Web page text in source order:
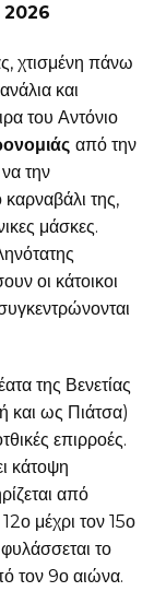
χτισμένη πάνω
και
του Αντόνιο
από την
την
καρναβάλι της,
μάσκες.
οι κάτοικοι
της Βενετίας
και ως Πιάτσα)
επιρροές.
κάτοψη
από
μέχρι τον 15ο
φυλάσσεται το
τον 9ο αιώνα.